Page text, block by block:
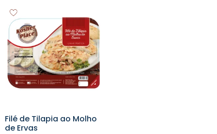
Filé de Tilapia ao Molho
de Ervas